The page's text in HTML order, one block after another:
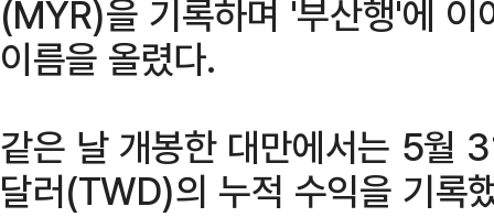
(MYR)을 기록하며 '부산행'에
이름을 올렸다.
같은 날 개봉한 대만에서는 5월
달러(TWD)의 누적 수익을 기록